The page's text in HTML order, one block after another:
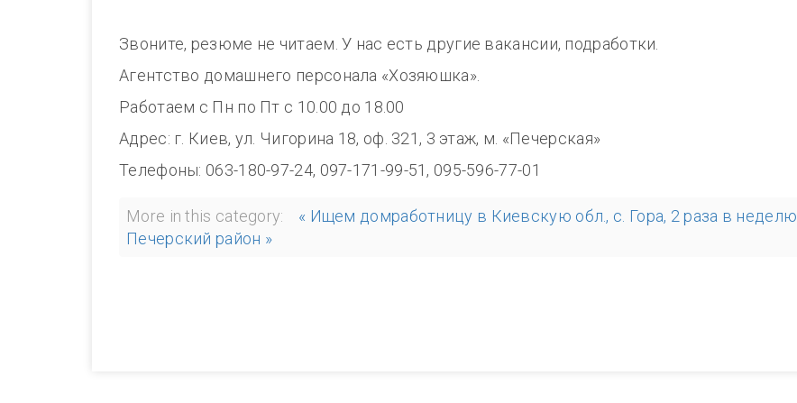
Звоните, резюме не читаем. У нас есть другие вакансии, подработки.
Агентство домашнего персонала «Хозяюшка».
Работаем с Пн по Пт с 10.00 до 18.00
Адрес: г. Киев, ул. Чигорина 18, оф. 321, 3 этаж, м. «Печерская»
Телефоны: 063-180-97-24, 097-171-99-51, 095-596-77-01
More in this category: « Ищем домработницу в Киевскую обл., с. Гора, 2 раза в неделю
Печерский район »